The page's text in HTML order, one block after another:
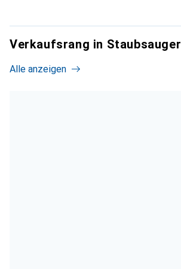
Verkaufsrang in Staubsauger
Alle anzeigen